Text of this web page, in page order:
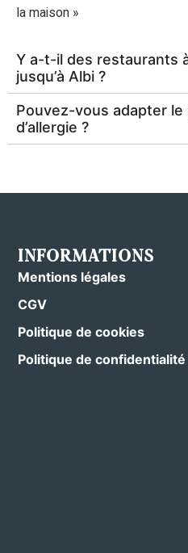
la maison »
Y a-t-il des restaurants
jusqu’à Albi ?
Pouvez-vous adapter
d’allergie ?
INFORMATIONS
Mentions légales
CGV
Politique de cookies
Politique de confidentialité